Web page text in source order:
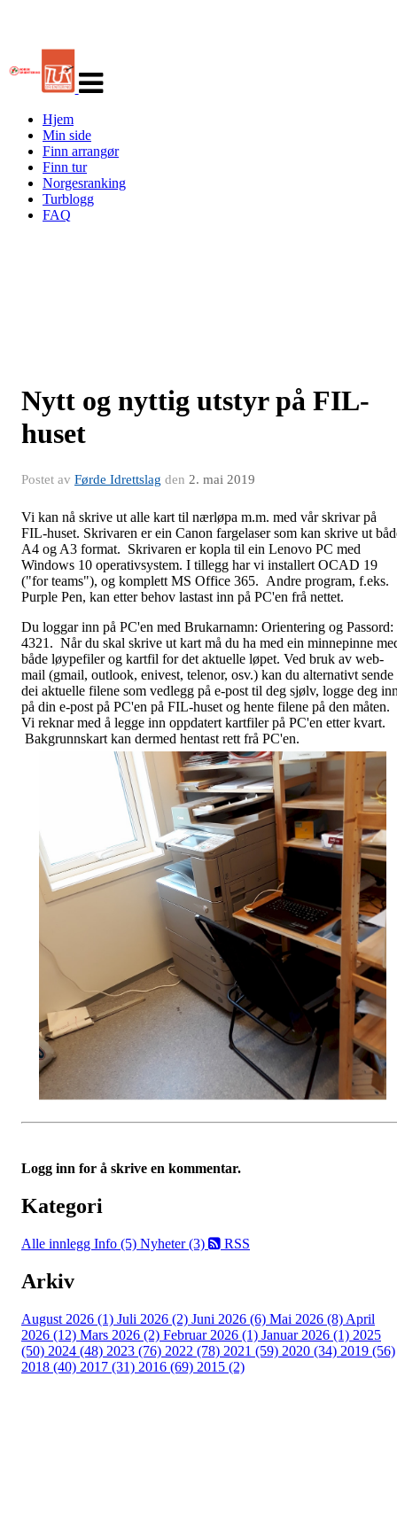
navigasjon
Hjem
Min side
Finn arrangør
Finn tur
Norgesranking
Turblogg
FAQ
Nytt og nyttig utstyr på FIL-
huset
Postet av Førde Idrettslag den 2. mai 2019
Vi kan nå skrive ut alle kart til nærløpa m.m. med vår skrivar på
FIL-huset. Skrivaren er ein Canon fargelaser som kan skrive ut
A4 og A3 format. Skrivaren er kopla til ein Lenovo PC med
Windows 10 operativsystem. I tillegg har vi installert OCAD 19
("for teams"), og komplett MS Office 365. Andre program, f.eks.
Purple Pen, kan etter behov lastast inn på PC'en frå nettet.
Du loggar inn på PC'en med Brukarnamn: Orientering og Passord:
4321. Når du skal skrive ut kart må du ha med ein minnepinne
både løypefiler og kartfil for det aktuelle løpet. Ved bruk av web-
mail (gmail, outlook, enivest, telenor, osv.) kan du alternativt sende
dei aktuelle filene som vedlegg på e-post til deg sjølv, logge deg
på din e-post på PC'en på FIL-huset og hente filene på den måten.
Vi reknar med å legge inn oppdatert kartfiler på PC'en etter kvart.
Bakgrunnskart kan dermed hentast rett frå PC'en.
Logg inn for å skrive en kommentar.
Kategori
Alle innlegg Info (5) Nyheter (3) RSS
Arkiv
August 2026 (1) Juli 2026 (2) Juni 2026 (6) Mai 2026 (8) April
2026 (12) Mars 2026 (2) Februar 2026 (1) Januar 2026 (1) 2025
(50) 2024 (48) 2023 (76) 2022 (78) 2021 (59) 2020 (34) 2019 (56)
2018 (40) 2017 (31) 2016 (69) 2015 (2)